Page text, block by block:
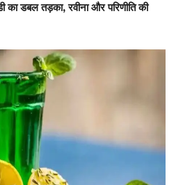
का डबल तड़का, रवीना और परिणीति की